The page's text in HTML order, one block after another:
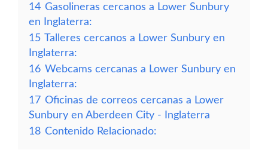
14 Gasolineras cercanos a Lower Sunbury
en Inglaterra:
15 Talleres cercanos a Lower Sunbury en
Inglaterra:
16 Webcams cercanas a Lower Sunbury en
Inglaterra:
17 Oficinas de correos cercanas a Lower
Sunbury en Aberdeen City - Inglaterra
18 Contenido Relacionado: